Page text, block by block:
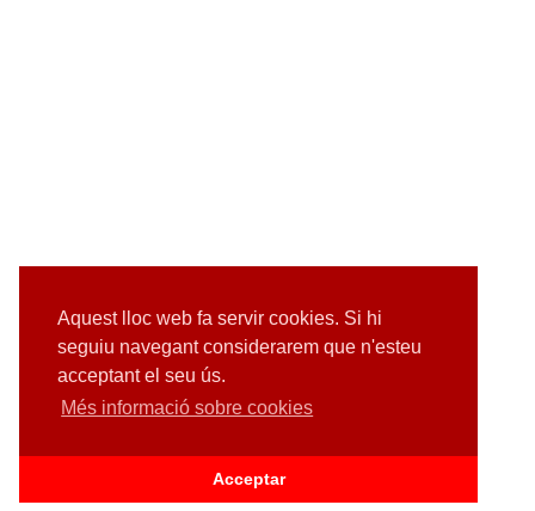
Aquest lloc web fa servir cookies. Si hi
seguiu navegant considerarem que n'esteu
acceptant el seu ús.
Més informació sobre cookies
Acceptar